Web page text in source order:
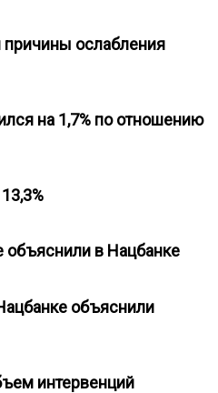
причины ослабления
на 1,7% по отношению
объяснили в Нацбанке
объяснили
интервенций